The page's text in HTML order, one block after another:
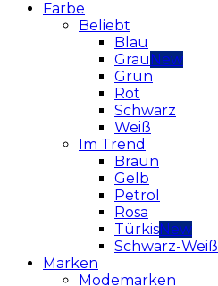
Farbe
Beliebt
Blau
Grau
Grün
Rot
Schwarz
Weiß
Im Trend
Braun
Gelb
Petrol
Rosa
Türkis
Schwarz-Weiß
Marken
Modemarken